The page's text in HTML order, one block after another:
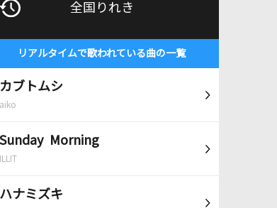
全国りれき
リアルタイムで歌われている曲の一覧
カブトムシ
aiko
Sunday Morning
ILLIT
ハナミズキ